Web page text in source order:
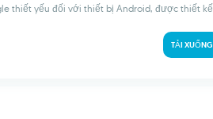
thiết yếu đối với thiết bị Android, được thiết kế
TẢI XUỐNG